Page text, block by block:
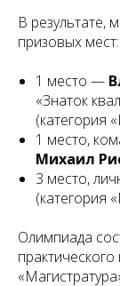
В результате,
призовых мест:
1 место —
«Знаток
(категория
1 место,
Михаил
3 место,
(категория
Олимпиада